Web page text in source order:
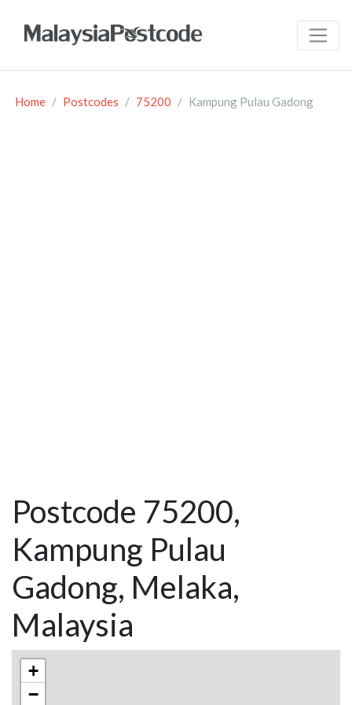
Home Postcodes 75200 Kampung Pulau Gadong
Postcode 75200,
Kampung Pulau
Gadong, Melaka,
Malaysia
+
−